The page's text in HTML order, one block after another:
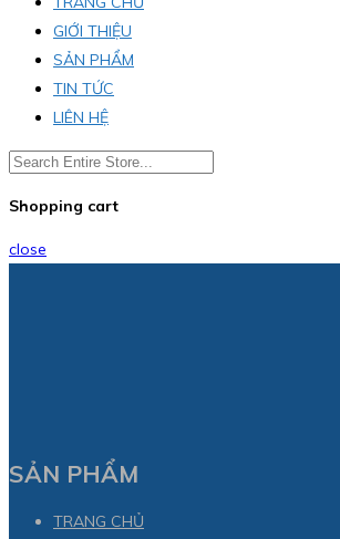
GIỚI THIỆU
SẢN PHẨM
TIN TỨC
LIÊN HỆ
Shopping cart
close
SẢN PHẨM
TRANG CHỦ